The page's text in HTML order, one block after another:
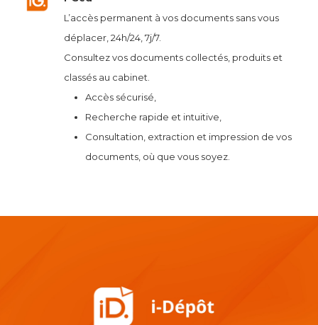
L’accès permanent à vos documents sans vous
déplacer, 24h/24, 7j/7.
Consultez vos documents collectés, produits et
classés au cabinet.
Accès sécurisé,
Recherche rapide et intuitive,
Consultation, extraction et impression de vos
documents, où que vous soyez.